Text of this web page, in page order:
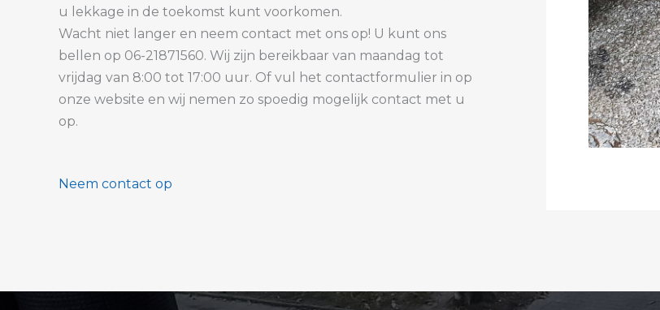
u lekkage in de toekomst kunt voorkomen.
Wacht niet langer en neem contact met ons op! U kunt ons
bellen op 06-21871560. Wij zijn bereikbaar van maandag tot
vrijdag van 8:00 tot 17:00 uur. Of vul het contactformulier in op
onze website en wij nemen zo spoedig mogelijk contact met u
op.
Neem contact op